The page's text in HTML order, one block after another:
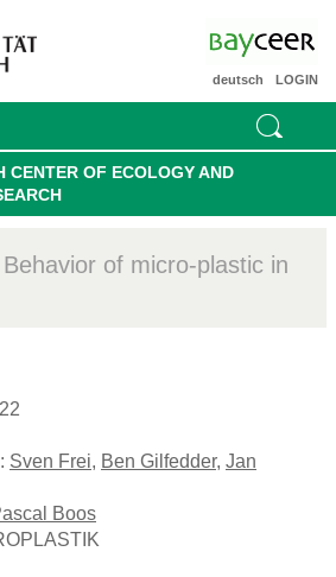
LOGIN
deutsch
CENTER OF ECOLOGY AND
of micro-plastic in
: Sven Frei, Ben Gilfedder, Jan
Boos